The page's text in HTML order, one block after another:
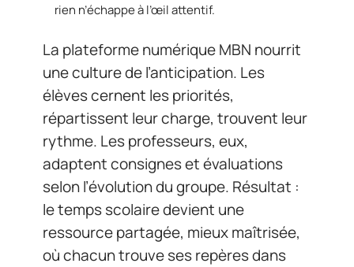
rien n’échappe à l’œil attentif.
La plateforme numérique MBN nourrit
une culture de l’anticipation. Les
élèves cernent les priorités,
répartissent leur charge, trouvent leur
rythme. Les professeurs, eux,
adaptent consignes et évaluations
selon l’évolution du groupe. Résultat :
le temps scolaire devient une
ressource partagée, mieux maîtrisée,
où chacun trouve ses repères dans